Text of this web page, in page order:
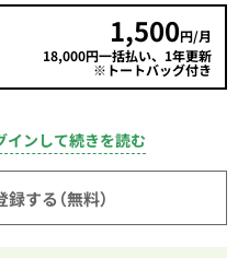
1,500円/月
18,000円一括払い、1年更新
※トートバッグ付き
インして続きを読む
する（無料）